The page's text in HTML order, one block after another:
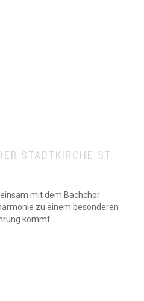
STADTKIRCHE ST.
mit dem Bachchor
zu einem besonderen
kommt...